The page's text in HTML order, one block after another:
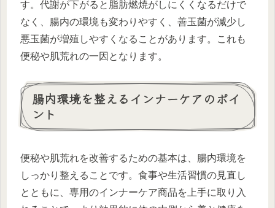
す。代謝が下がると脂肪燃焼がしにくくなるだけで
なく、腸内の環境も変わりやすく、善玉菌が減少し
悪玉菌が増殖しやすくなることがあります。これも
便秘や肌荒れの一因となります。
腸内環境を整えるインナーケアのポイ
ント
便秘や肌荒れを改善するための基本は、腸内環境を
しっかり整えることです。食事や生活習慣の見直し
とともに、専用のインナーケア商品を上手に取り入